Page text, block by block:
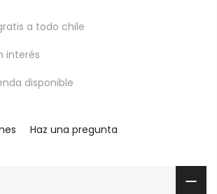
a todo chile
interés
disponible
Haz una pregunta